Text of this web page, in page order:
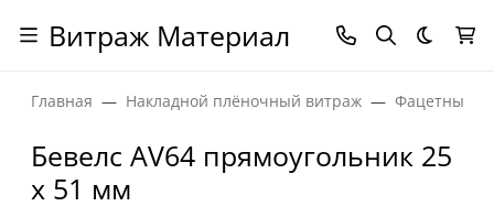
Витраж Материал Темная
Главная Накладной плёночный витраж Фацетные
Бевелс AV64 прямоугольник 25
х 51 мм